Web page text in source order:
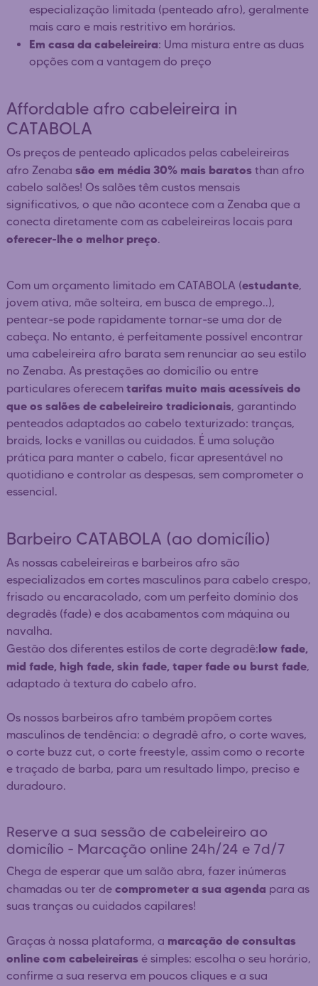
especialização limitada (penteado afro), geralmente
mais caro e mais restritivo em horários.
Em casa da cabeleireira: Uma mistura entre as duas
opções com a vantagem do preço
Affordable afro cabeleireira in
CATABOLA
Os preços de penteado aplicados pelas cabeleireiras
afro Zenaba são em média 30% mais baratos than afro
cabelo salões! Os salões têm custos mensais
significativos, o que não acontece com a Zenaba que a
conecta diretamente com as cabeleireiras locais para
oferecer-lhe o melhor preço.
Com um orçamento limitado em CATABOLA (estudante,
jovem ativa, mãe solteira, em busca de emprego..),
pentear-se pode rapidamente tornar-se uma dor de
cabeça. No entanto, é perfeitamente possível encontrar
uma cabeleireira afro barata sem renunciar ao seu estilo
no Zenaba. As prestações ao domicílio ou entre
particulares oferecem tarifas muito mais acessíveis do
que os salões de cabeleireiro tradicionais, garantindo
penteados adaptados ao cabelo texturizado: tranças,
braids, locks e vanillas ou cuidados. É uma solução
prática para manter o cabelo, ficar apresentável no
quotidiano e controlar as despesas, sem comprometer o
essencial.
Barbeiro CATABOLA (ao domicílio)
As nossas cabeleireiras e barbeiros afro são
especializados em cortes masculinos para cabelo crespo,
frisado ou encaracolado, com um perfeito domínio dos
degradês (fade) e dos acabamentos com máquina ou
navalha.
Gestão dos diferentes estilos de corte degradê:low fade,
mid fade, high fade, skin fade, taper fade ou burst fade,
adaptado à textura do cabelo afro.
Os nossos barbeiros afro também propõem cortes
masculinos de tendência: o degradê afro, o corte waves,
o corte buzz cut, o corte freestyle, assim como o recorte
e traçado de barba, para um resultado limpo, preciso e
duradouro.
Reserve a sua sessão de cabeleireiro ao
domicílio - Marcação online 24h/24 e 7d/7
Chega de esperar que um salão abra, fazer inúmeras
chamadas ou ter de comprometer a sua agenda para as
suas tranças ou cuidados capilares!
Graças à nossa plataforma, a marcação de consultas
online com cabeleireiras é simples: escolha o seu horário,
confirme a sua reserva em poucos cliques e a sua